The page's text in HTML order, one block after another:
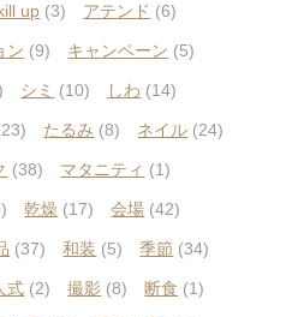
up (3) アテンド (6)
ン (9) キャンペーン (5)
シミ (10) しわ (14)
たるみ (8) ネイル (24)
(38) マタニティ (1)
乾燥 (17) 会場 (42)
(37) 和装 (5) 季節 (34)
式 (2) 撮影 (8) 断食 (1)